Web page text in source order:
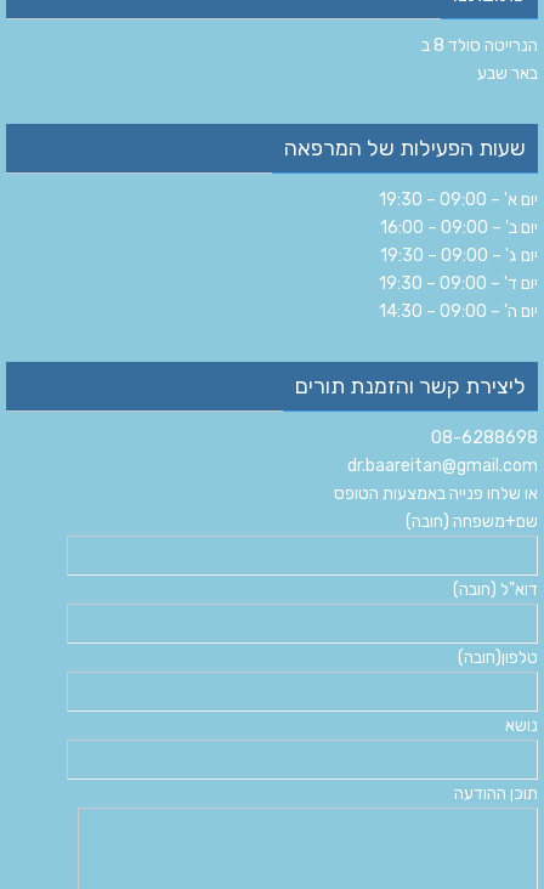
הנרייטה סולד 8 ב‏
‏באר שבע‏
שעות הפעילות של המרפאה
יום א' – 09:00 – 19:30
יום ב' – 09:00 – 16:00
יום ג' – 09:00 – 19:30
יום ד' – 09:00 – 19:30
יום ה' – 09:00 – 14:30
ליצירת קשר והזמנת תורים
08-6288698
dr.baareitan@gmail.com
או שלחו פנייה באמצעות הטופס
שם+משפחה (חובה)
דוא"ל (חובה)
טלפון(חובה)
נושא
תוכן ההודעה